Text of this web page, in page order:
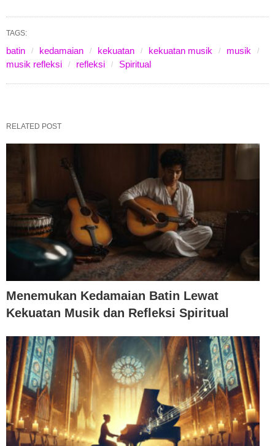
TAGS:
batin kedamaian kekuatan kekuatan musik
musik
musik refleksi
refleksi Spiritual
RELATED POST
Menemukan Kedamaian Batin Lewat
Kekuatan Musik dan Refleksi Spiritual